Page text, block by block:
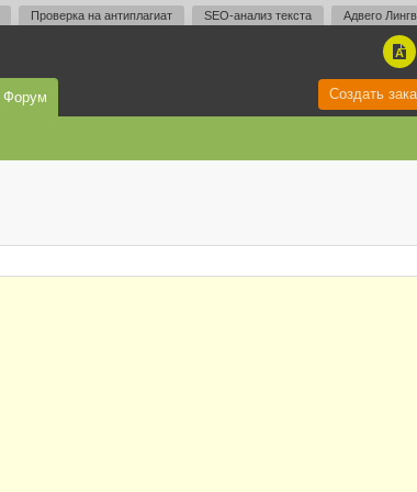
Проверка на антиплагиат SEO-анализ текста Адвего
A
Форум Создать